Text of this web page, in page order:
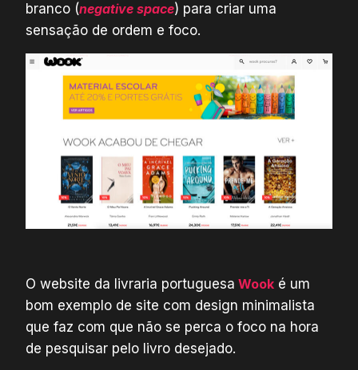
branco (negative space) para criar uma
sensação de ordem e foco.
O website da livraria portuguesa Wook é um
bom exemplo de site com design minimalista
que faz com que não se perca o foco na hora
de pesquisar pelo livro desejado.